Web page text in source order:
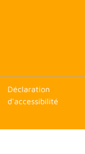
Déclaration
d'accessibilité